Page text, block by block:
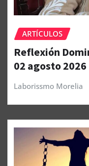
ARTÍCULOS
Reflexión
02 agosto 2026
Laborissmo Morelia